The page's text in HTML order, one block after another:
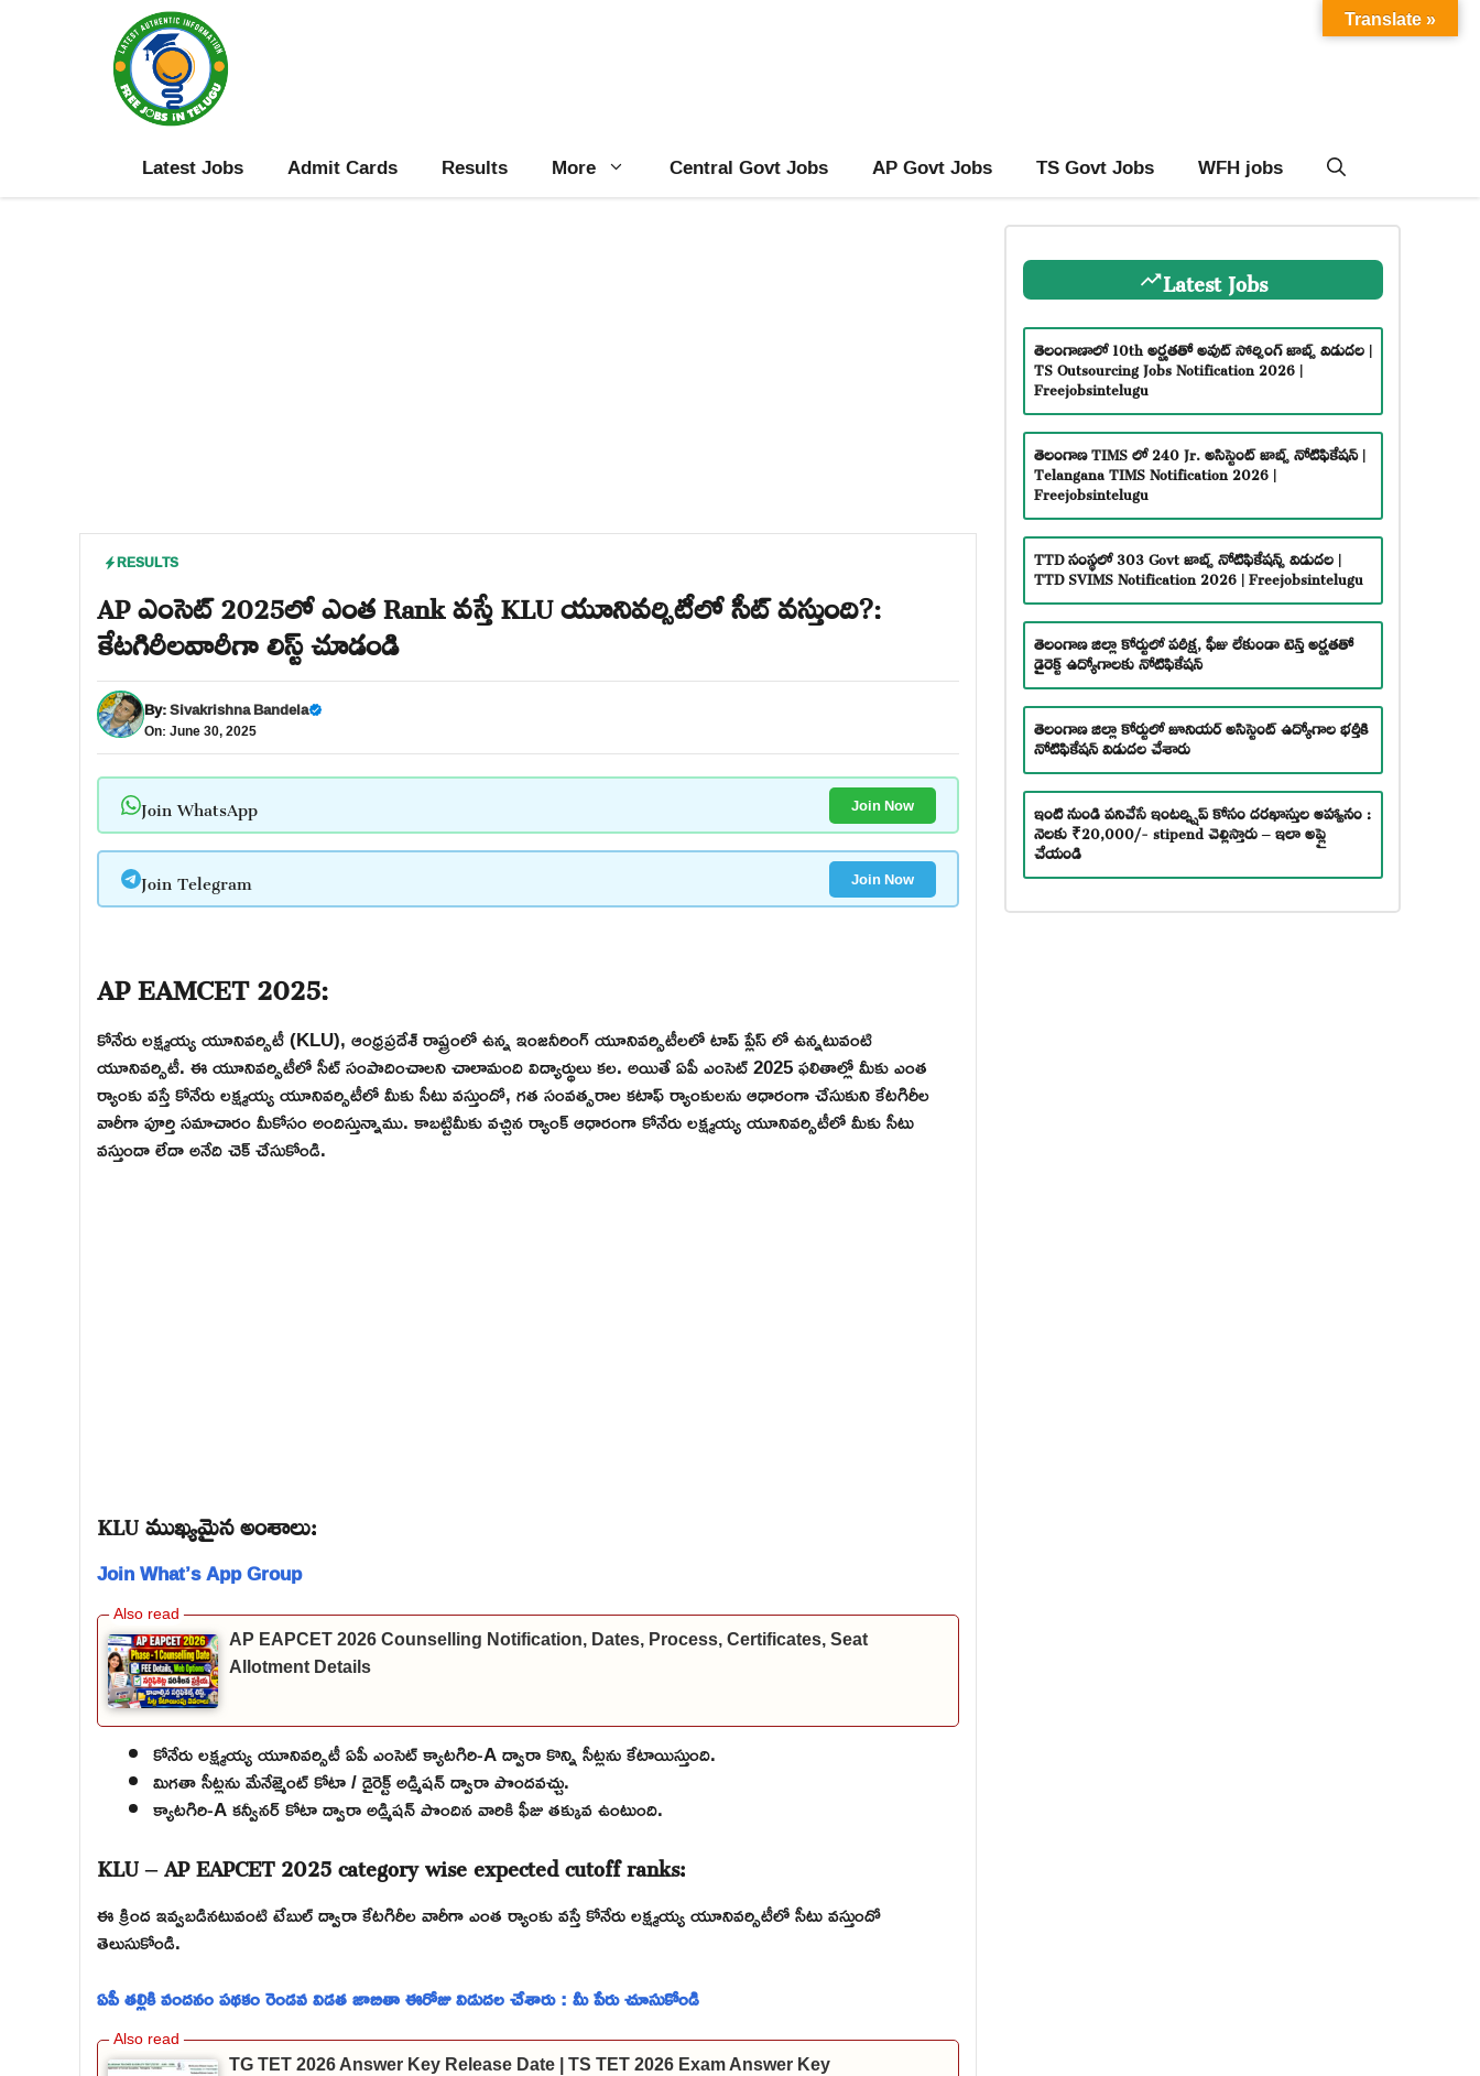
Latest Jobs Admit Cards Results More Central Govt Jobs AP Govt Jobs TS Govt Jobs WFH jobs
RESULTS
AP ఎంసెట్ 2025లో ఎంత Rank వస్తే KLU యూనివర్సిటీలో సీట్ వస్తుంది?:
కేటగిరీలవారీగా లిస్ట్ చూడండి
By:Sivakrishna Bandela
On: June 30, 2025
Join WhatsApp Join Now
Join Telegram Join Now
AP EAMCET 2025:
కోనేరు లక్ష్మయ్య యూనివర్సిటీ (KLU), ఆంధ్రప్రదేశ్ రాష్ట్రంలో ఉన్న ఇంజనీరింగ్ యూనివర్సిటీలలో టాప్ ప్లేస్ లో ఉన్నటువంటి
యూనివర్సిటీ. ఈ యూనివర్సిటీలో సీట్ సంపాదించాలని చాలామంది విద్యార్థులు కల. అయితే ఏపీ ఎంసెట్ 2025 ఫలితాల్లో మీకు ఎంత
ర్యాంకు వస్తే కోనేరు లక్ష్మయ్య యూనివర్సిటీలో మీకు సీటు వస్తుందో, గత సంవత్సరాల కటాఫ్ ర్యాంకులను ఆధారంగా చేసుకుని కేటగిరీల
వారీగా పూర్తి సమాచారం మీకోసం అందిస్తున్నాము. కాబట్టిమీకు వచ్చిన ర్యాంక్ ఆధారంగా కోనేరు లక్ష్మయ్య యూనివర్సిటీలో మీకు సీటు
వస్తుందా లేదా అనేది చెక్ చేసుకోండి.
KLU ముఖ్యమైన అంశాలు:
Join What’s App Group
AP EAPCET 2026 Counselling Notification, Dates, Process, Certificates, Seat
Allotment Details
కోనేరు లక్ష్మయ్య యూనివర్సిటీ ఏపీ ఎంసెట్ క్యాటగిరి-A ద్వారా కొన్ని సీట్లను కేటాయిస్తుంది.
మిగతా సీట్లను మేనేజ్మెంట్ కోటా / డైరెక్ట్ అడ్మిషన్ ద్వారా పొందవచ్చు.
క్యాటగిరి-A కన్వీనర్ కోటా ద్వారా అడ్మిషన్ పొందిన వారికి ఫీజు తక్కువ ఉంటుంది.
KLU – AP EAPCET 2025 category wise expected cutoff ranks:
ఈ క్రింద ఇవ్వబడినటువంటి టేబుల్ ద్వారా కేటగిరీల వారీగా ఎంత ర్యాంకు వస్తే కోనేరు లక్ష్మయ్య యూనివర్సిటీలో సీటు వస్తుందో
తెలుసుకోండి.
ఏపీ తల్లికి వందనం పథకం రెండవ విడత జాబితా ఈరోజు విడుదల చేశారు : మీ పేరు చూసుకోండి
TG TET 2026 Answer Key Release Date | TS TET 2026 Exam Answer Key
Latest Jobs
తెలంగాణాలో 10th అర్హతతో అవుట్ సోర్సింగ్ జాబ్స్ విడుదల |
TS Outsourcing Jobs Notification 2026 |
Freejobsintelugu
తెలంగాణ TIMS లో 240 Jr. అసిస్టెంట్ జాబ్స్ నోటిఫికేషన్ |
Telangana TIMS Notification 2026 |
Freejobsintelugu
TTD సంస్థలో 303 Govt జాబ్స్ నోటిఫికేషన్స్ విడుదల |
TTD SVIMS Notification 2026 | Freejobsintelugu
తెలంగాణ జిల్లా కోర్టులో పరీక్ష, ఫీజు లేకుండా టెన్త్ అర్హతతో
డైరెక్ట్ ఉద్యోగాలకు నోటిఫికేషన్
తెలంగాణ జిల్లా కోర్టులో జూనియర్ అసిస్టెంట్ ఉద్యోగాల భర్తీకి
నోటిఫికేషన్ విడుదల చేశారు
ఇంటి నుండి పనిచేసే ఇంటర్న్షిప్ కోసం దరఖాస్తుల ఆహ్వానం :
నెలకు ₹20,000/- stipend చెల్లిస్తారు – ఇలా అప్లై
చేయండి
Translate »